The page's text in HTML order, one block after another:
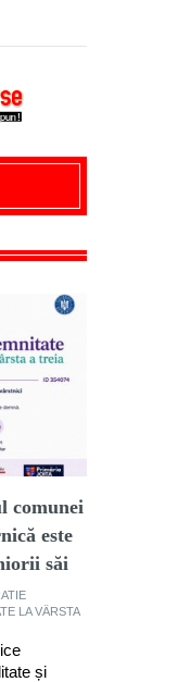
giurgiu,
politice, social
dezvaluiri,
comunei
este
săi
LA VÂRSTA
și